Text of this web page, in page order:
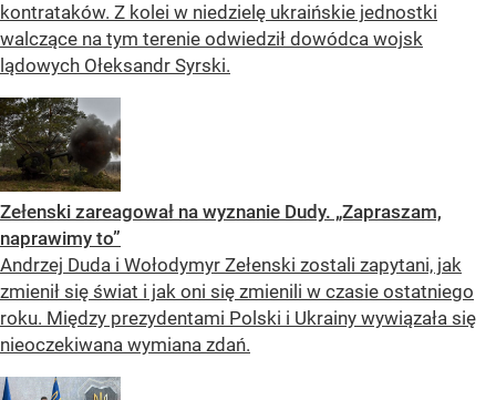
kontrataków. Z kolei w niedzielę ukraińskie jednostki
walczące na tym terenie odwiedził dowódca wojsk
lądowych Ołeksandr Syrski.
Zełenski zareagował na wyznanie Dudy. „Zapraszam,
naprawimy to”
Andrzej Duda i Wołodymyr Zełenski zostali zapytani, jak
zmienił się świat i jak oni się zmienili w czasie ostatniego
roku. Między prezydentami Polski i Ukrainy wywiązała się
nieoczekiwana wymiana zdań.